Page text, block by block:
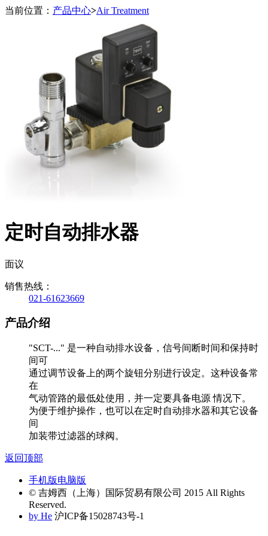
当前位置： 产品中心>Air Treatment
定时自动排水器
面议
销售热线：
021-61623669
产品介绍
"SCT-..." 是一种自动排水设备，信号间断时间和保持时
间可
通过调节设备上的两个旋钮分别进行设定。这种设备常
在
气动管路的最低处使用，并一定要具备电源 情况下。
为便于维护操作，也可以在定时自动排水器和其它设备
间
加装带过滤器的球阀。
返回顶部
手机版电脑版
© 吉姆西（上海）国际贸易有限公司 2015 All Rights
Reserved.
by He 沪ICP备15028743号-1